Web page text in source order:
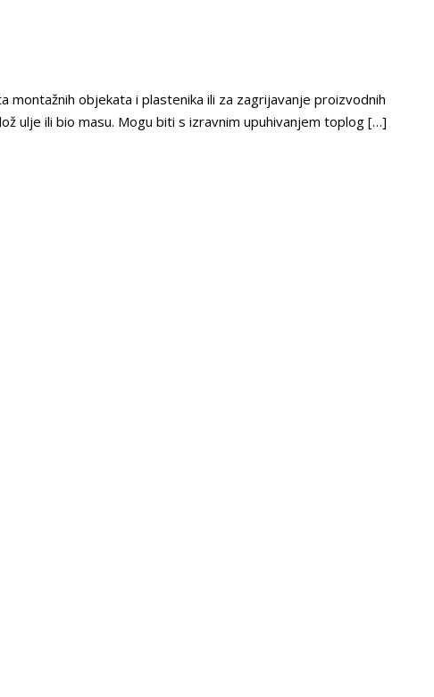
objekata i plastenika ili za zagrijavanje proizvodnih
ulje ili bio masu. Mogu biti s izravnim upuhivanjem toplog […]